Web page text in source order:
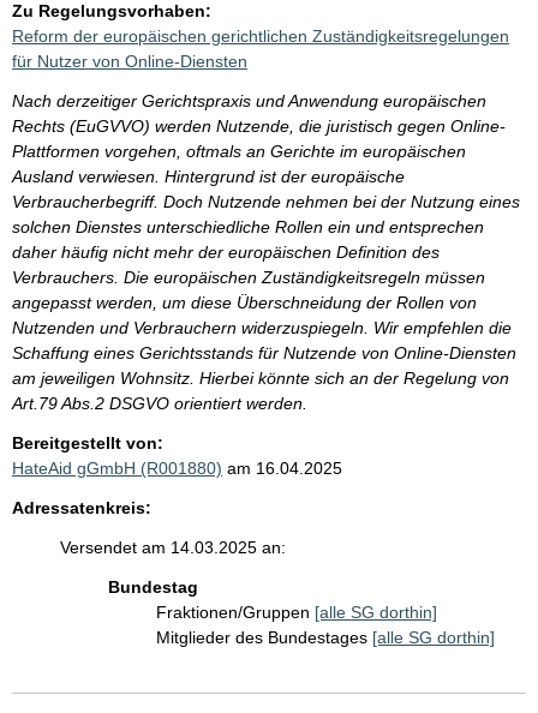
Zu Regelungsvorhaben:
Reform der europäischen gerichtlichen Zuständigkeitsregelungen
für Nutzer von Online-Diensten
Nach derzeitiger Gerichtspraxis und Anwendung europäischen
Rechts (EuGVVO) werden Nutzende, die juristisch gegen Online-
Plattformen vorgehen, oftmals an Gerichte im europäischen
Ausland verwiesen. Hintergrund ist der europäische
Verbraucherbegriff. Doch Nutzende nehmen bei der Nutzung eines
solchen Dienstes unterschiedliche Rollen ein und entsprechen
daher häufig nicht mehr der europäischen Definition des
Verbrauchers. Die europäischen Zuständigkeitsregeln müssen
angepasst werden, um diese Überschneidung der Rollen von
Nutzenden und Verbrauchern widerzuspiegeln. Wir empfehlen die
Schaffung eines Gerichtsstands für Nutzende von Online-Diensten
am jeweiligen Wohnsitz. Hierbei könnte sich an der Regelung von
Art.79 Abs.2 DSGVO orientiert werden.
Bereitgestellt von:
HateAid gGmbH (R001880) am 16.04.2025
Adressatenkreis:
Versendet am 14.03.2025 an:
Bundestag
Fraktionen/Gruppen [alle SG dorthin]
Mitglieder des Bundestages [alle SG dorthin]